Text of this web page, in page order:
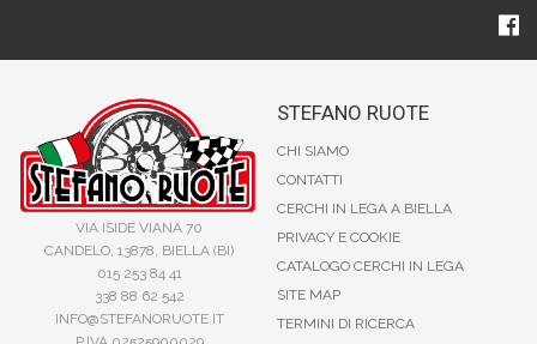
VIA ISIDE VIANA 70
CANDELO, 13878, BIELLA (BI)
015 253 84 41
338 88 62 542
INFO@STEFANORUOTE.IT
STEFANO RUOTE
CHI SIAMO
CONTATTI
CERCHI IN LEGA A BIELLA
PRIVACY E COOKIE
CATALOGO CERCHI IN LEGA
SITE MAP
TERMINI DI RICERCA